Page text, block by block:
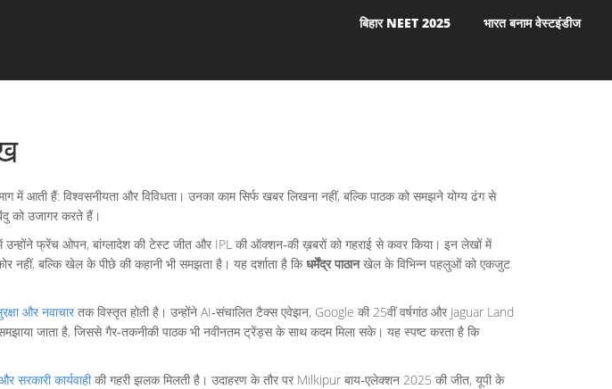
बिहार NEET 2025 भारत बनाम वेस्टइंडीज
में आती हैं: विश्वसनीयता और विविधता। उनका काम सिर्फ खबर लिखना नहीं, बल्कि पाठक को समझने योग्य ढंग से
को उजागर करते हैं।
उन्होंने फ्रेंच ओपन, बांग्लादेश की टेस्ट जीत और IPL की ऑक्शन‑की ख़बरों को गहराई से कवर किया। इन लेखों में
नहीं, बल्कि खेल के पीछे की कहानी भी समझता है। यह दर्शाता है किधर्मेंद्र पाठानखेल के विभिन्न पहलुओं को एकजुट
और नवाचारतक विस्तृत होती है। उन्होंने AI‑संचालित टैक्स एवेझन, Google की 25वीं वर्षगांठ और Jaguar Land
जाता है, जिससे गैर‑तकनीकी पाठक भी नवीनतम ट्रेंड्स के साथ कदम मिला सके। यह स्पष्ट करता है कि
सरकारी कार्यवाहीकी गहरी झलक मिलती है। उदाहरण के तौर पर Milkipur बाय‑एलेक्शन 2025 की जीत, यूपी के